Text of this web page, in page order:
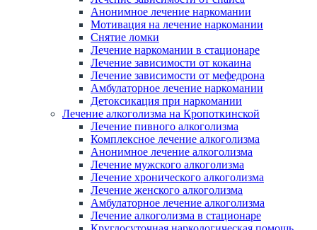
Анонимное лечение наркомании
Мотивация на лечение наркомании
Снятие ломки
Лечение наркомании в стационаре
Лечение зависимости от кокаина
Лечение зависимости от мефедрона
Амбулаторное лечение наркомании
Детоксикация при наркомании
Лечение алкоголизма на Кропоткинской
Лечение пивного алкоголизма
Комплексное лечение алкоголизма
Анонимное лечение алкоголизма
Лечение мужского алкоголизма
Лечение хронического алкоголизма
Лечение женского алкоголизма
Амбулаторное лечение алкоголизма
Лечение алкоголизма в стационаре